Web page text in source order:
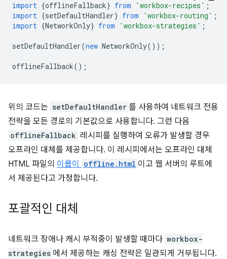
import {offlineFallback} from 'workbox-recipes' ;
import {setDefaultHandler} from 'workbox-routing' ;
import {NetworkOnly} from 'workbox-strategies' ;
setDefaultHandler(new NetworkOnly());
offlineFallback();
위의 코드는 setDefaultHandler 를 사용하여 네트워크 전용
전략을 모든 경로의 기본값으로 사용합니다. 그런 다음
offlineFallback 레시피를 실행하여 오류가 발생할 경우
오프라인 대체를 제공합니다. 이 레시피에서는 오프라인 대체
HTML 파일의 이름이 offline.html 이고 웹 서버의 루트에
서 제공된다고 가정합니다.
포괄적인 대체
네트워크 장애나 캐시 부적중이 발생할 때마다 workbox-
strategies 에서 제공하는 캐싱 전략은 일관되게 거부됩니다.